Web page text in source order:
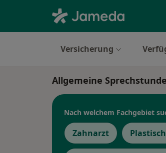
Versicherung
Allgemeine
Nach welchem Fachgebiet
Zahnarzt